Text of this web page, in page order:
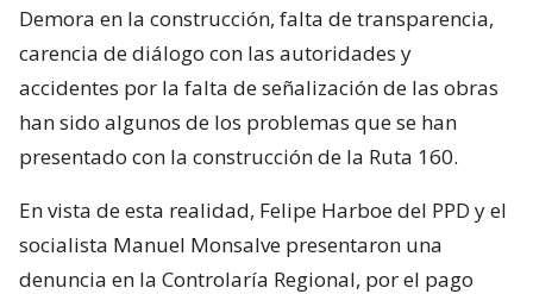
Demora en la construcción, falta de transparencia,
carencia de diálogo con las autoridades y
accidentes por la falta de señalización de las obras
han sido algunos de los problemas que se han
presentado con la construcción de la Ruta 160.
En vista de esta realidad, Felipe Harboe del PPD y el
socialista Manuel Monsalve presentaron una
denuncia en la Controlaría Regional, por el pago